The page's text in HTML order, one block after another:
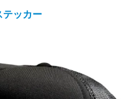
ッカー